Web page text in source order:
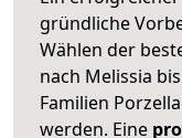
gründliche
Wählen der
nach Melissia
Familien
werden. Eine